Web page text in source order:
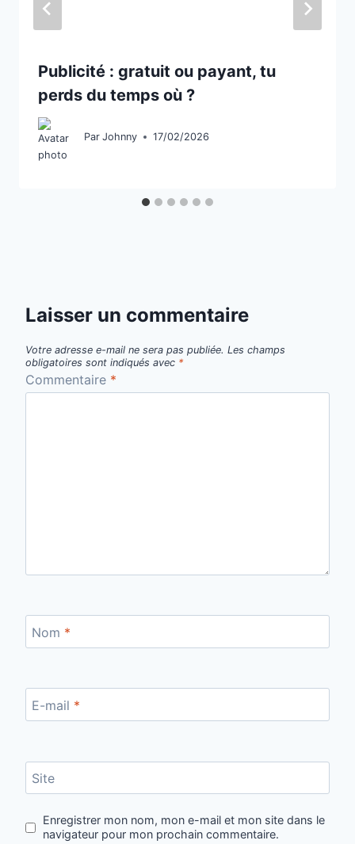
Publicité : gratuit ou payant, tu
perds du temps où ?
Par Johnny 17/02/2026
Laisser un commentaire
Votre adresse e-mail ne sera pas publiée. Les champs
obligatoires sont indiqués avec *
Commentaire *
Nom *
E-mail *
Site
Enregistrer mon nom, mon e-mail et mon site dans le
navigateur pour mon prochain commentaire.